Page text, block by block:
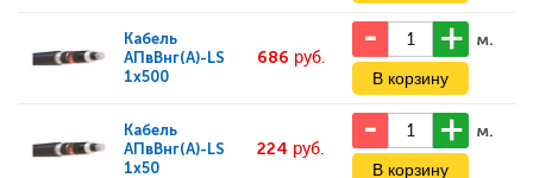
Кабель
АПвВнг(А)-LS
1x500
686 руб.
м.
Кабель
АПвВнг(А)-LS
1x50
224 руб.
м.